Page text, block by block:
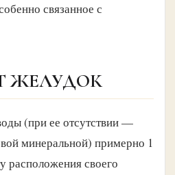
связанное с
ЖЕЛУДОК
(при ее отсутствии —
минеральной) примерно 1
расположения своего